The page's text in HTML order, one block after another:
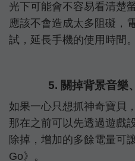
光下可能會不容易看清楚
應該不會造成太多阻礙，
試，延長手機的使用時間。
5. 關掉背景音樂
如果一心只想抓神奇寶貝
那在之前可以先透過遊戲
除掉，增加的多餘電量可
Go》。